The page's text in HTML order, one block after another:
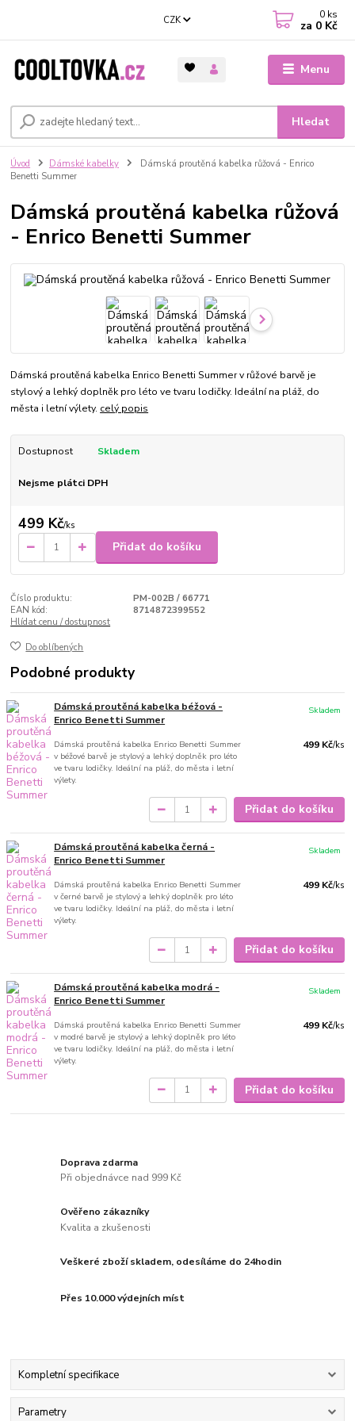
Menu
CZK
Hledat
0 ks
za 0 Kč
Úvod Dámské kabelky
Dámská proutěná kabelka růžová - Enrico
Benetti Summer
Dámská proutěná kabelka růžová
- Enrico Benetti Summer
Dámská proutěná kabelka Enrico Benetti Summer v růžové barvě je
stylový a lehký doplněk pro léto ve tvaru lodičky. Ideální na pláž, do
města i letní výlety. celý popis
Dostupnost Skladem
Nejsme plátci DPH
499 Kč/ks
Přidat do košíku
Číslo produktu:
PM-002B / 66771
EAN kód:
8714872399552
Hlídat cenu / dostupnost
Do oblíbených
Podobné produkty
Dámská proutěná kabelka béžová -
Enrico Benetti Summer
Dámská proutěná kabelka Enrico Benetti Summer
v béžové barvě je stylový a lehký doplněk pro léto
ve tvaru lodičky. Ideální na pláž, do města i letní
výlety.
499 Kč/ks
Skladem
Přidat do košíku
Dámská proutěná kabelka černá -
Enrico Benetti Summer
Dámská proutěná kabelka Enrico Benetti Summer
v černé barvě je stylový a lehký doplněk pro léto
ve tvaru lodičky. Ideální na pláž, do města i letní
výlety.
499 Kč/ks
Skladem
Přidat do košíku
Dámská proutěná kabelka modrá -
Enrico Benetti Summer
Dámská proutěná kabelka Enrico Benetti Summer
v modré barvě je stylový a lehký doplněk pro léto
ve tvaru lodičky. Ideální na pláž, do města i letní
výlety.
499 Kč/ks
Skladem
Přidat do košíku
Doprava zdarma
Při objednávce nad 999 Kč
Ověřeno zákazníky
Kvalita a zkušenosti
Veškeré zboží skladem, odesíláme do 24hodin
Přes 10.000 výdejních míst
Kompletní specifikace
Parametry